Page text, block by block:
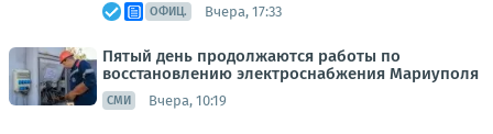
ОФИЦ. Вчера, 17:33
Пятый день продолжаются работы по
восстановлению электроснабжения Мариуполя
СМИ Вчера, 10:19